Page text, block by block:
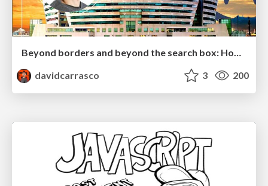
Beyond borders and beyond the search box: How to win the global "messy middle" with AI-driven SEO
davidcarrasco
3 200